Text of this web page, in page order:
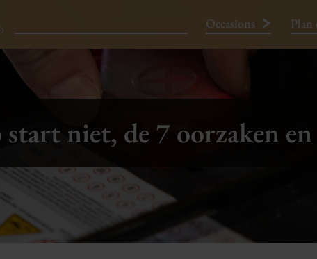
Occasions
niet, de 7 oorzaken